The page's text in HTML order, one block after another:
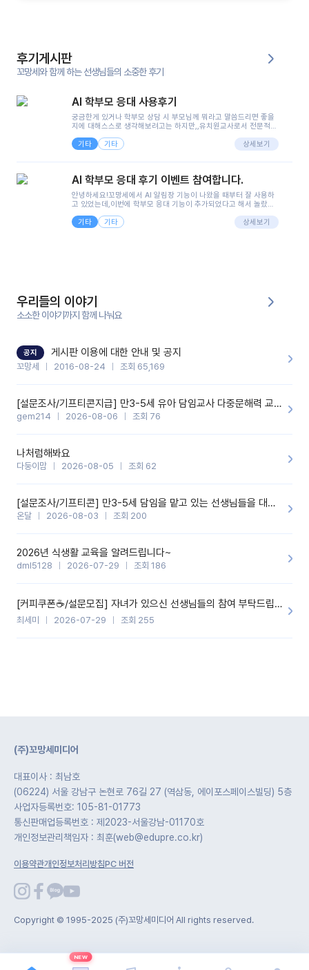
후기게시판
꼬망세와 함께 하는 선생님들의 소중한 후기
AI 학부모 응대 사용후기
궁금한게 있거나 학부모 상담 시 부모님께 뭐라고 말씀드리면 좋을
지에 대해스스로 생각해보려고는 하지만,,유치원교사로서 전문적인
려니 어려울때가...^^(저만 그런거 아니죠 ㅜㅜ)꼬망봇의 장점은 지
피티나 제미나이는 몇세이고 여자인지 남자인지 등그래도 좀 기본
정보를 제공하면서 물어봐야할 때가 있어그때마다 정보를 입력하는
으셔서 고민이 됐는데ai 학부모 응대를 써볼 수 있어서 좋았어요!앞
면..)그리고 제가 신입 때 이게 있었더라면 ㅜㅜㅜㅜ?응대 팁이 정말
좋은거 같아요지금은 그래도 아이들이 잘 이해 되지만초임 때는 정
말 어려워서 항상다른 선생님들께 도움을 요청했었거든요..ㅠ*일지
쓸 때도 좀 도움이 되는 거 같아요!
기타 기타 상세보기
AI 학부모 응대 후기 이벤트 참여합니다.
안녕하세요!꼬망세에서 AI 알림장 기능이 나왔을 때부터 잘 사용하
고 있었는데,이번에 학부모 응대 기능이 추가되었다고 해서 놀랐습
님 응대에 더 많은 부담을 느끼고 있습니다 ㅠㅠ이번에 제가 원에서
겪은 일과 학부모님께 전달드렸던 내용을 함께 보시고,저와 비슷한
을 많이 하는데,꼬망봇 덕분에 고민하는 시간을 줄이고 학부모님을
안심시킬 수 있었습니다.이 부분은 꼬망봇이 추가로 알려준 응대 tip
입니다.학부모님께 전화를 드리기 전에, 내용을 숙지하여 좀 더 전문
성 있는 교사가 되어 대화를 나눌 수 있었습니다.꼬망세 AI학부모 응
기능을 개발해 주셔서 감사합니다.
기타 기타 상세보기
우리들의 이야기
소소한 이야기까지 함께 나눠요
공지 게시판 이용에 대한 안내 및 공지
꼬망세 2016-08-24 조회 65,169
[설문조사/기프티콘지급] 만3-5세 유아 담임교사 다중문해력 교육 증진을 위한 설문조사
gem214 2026-08-06 조회 76
나처럼해봐요
다둥이맘 2026-08-05 조회 62
[설문조사/기프티콘] 만3-5세 담임을 맡고 있는 선생님들을 대상으로 설문조사를 합니다!
온달 2026-08-03 조회 200
2026년 식생활 교육을 알려드립니다~
dml5128 2026-07-29 조회 186
[커피쿠폰☕️/설문모집] 자녀가 있으신 선생님들의 참여 부탁드립니다!!
최세미 2026-07-29 조회 255
(주)꼬망세미디어
대표이사 : 최남호
(06224) 서울 강남구 논현로 76길 27 (역삼동, 에이포스페이스빌딩) 5층
사업자등록번호: 105-81-01773
통신판매업등록번호 : 제2023-서울강남-01170호
개인정보관리책임자 : 최훈(web@edupre.co.kr)
이용약관개인정보처리방침PC 버전
Copyright © 1995-2025 (주)꼬망세미디어 All rights reserved.
NEW